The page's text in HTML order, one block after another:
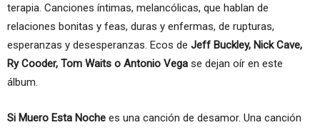
terapia. Canciones íntimas, melancólicas, que hablan de
relaciones bonitas y feas, duras y enfermas, de rupturas,
esperanzas y desesperanzas. Ecos de Jeff Buckley, Nick Cave,
Ry Cooder, Tom Waits o Antonio Vega se dejan oír en este
álbum.
Si Muero Esta Noche es una canción de desamor. Una canción